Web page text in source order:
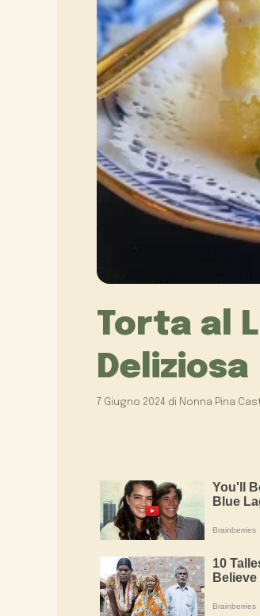
Torta al
Deliziosa
7 Giugno 2024 di Nonna Pina